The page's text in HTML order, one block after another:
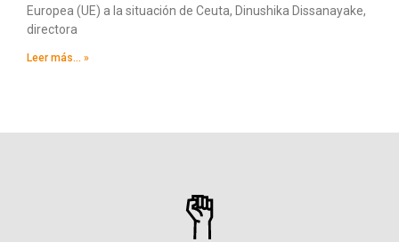
Europea (UE) a la situación de Ceuta, Dinushika Dissanayake,
directora
Leer más... »